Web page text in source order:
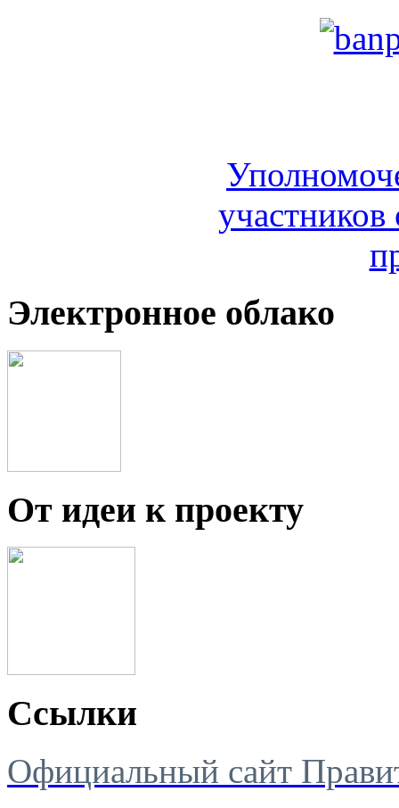
участников
Электронное облако
От идеи к проекту
Ссылки
Официальный сайт